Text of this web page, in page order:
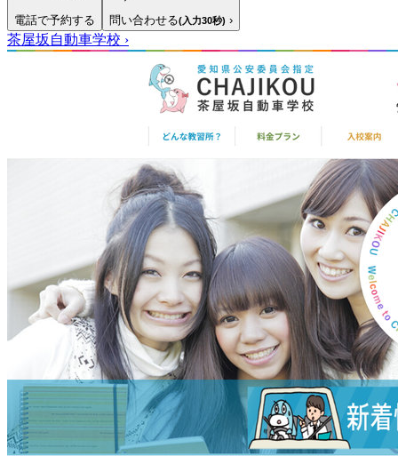
電話で予約する 問い合わせる(入力30秒) ›
茶屋坂自動車学校 ›